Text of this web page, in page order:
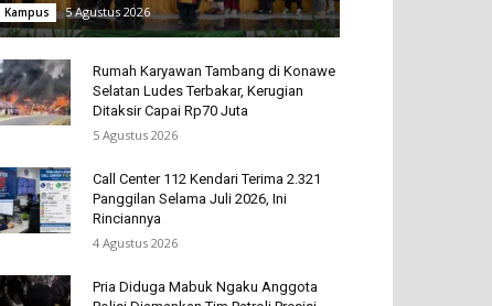
Kampus 5 Agustus 2026
Rumah Karyawan Tambang di Konawe
Selatan Ludes Terbakar, Kerugian
Ditaksir Capai Rp70 Juta
5 Agustus 2026
Call Center 112 Kendari Terima 2.321
Panggilan Selama Juli 2026, Ini
Rinciannya
4 Agustus 2026
Pria Diduga Mabuk Ngaku Anggota